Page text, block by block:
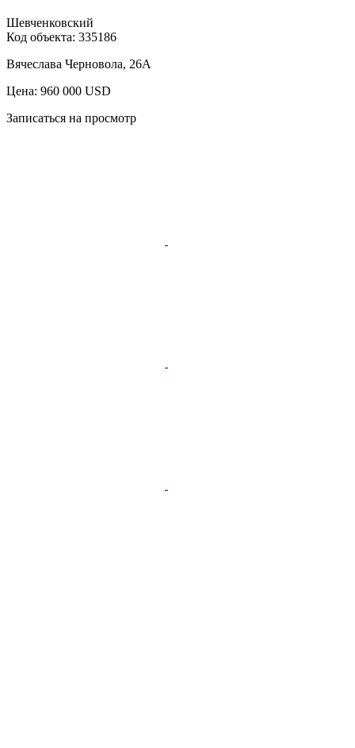
Шевченковский
Код объекта: 335186
Вячеслава Черновола, 26А
Цена: 960 000 USD
Записаться на просмотр